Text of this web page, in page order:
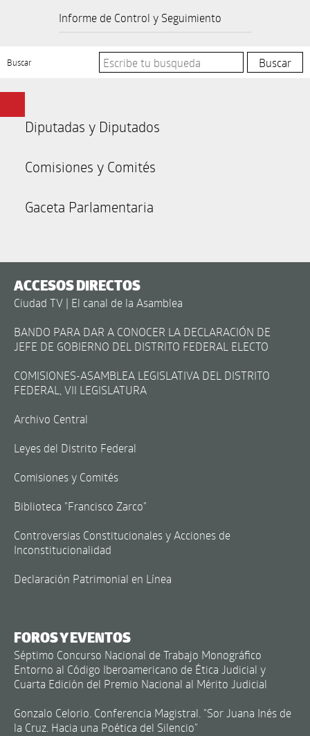
Informe de Control y Seguimiento
Buscar
Diputadas y Diputados
Comisiones y Comités
Gaceta Parlamentaria
ACCESOS DIRECTOS
Ciudad TV | El canal de la Asamblea
BANDO PARA DAR A CONOCER LA DECLARACIÓN DE
JEFE DE GOBIERNO DEL DISTRITO FEDERAL ELECTO
COMISIONES-ASAMBLEA LEGISLATIVA DEL DISTRITO
FEDERAL, VII LEGISLATURA
Archivo Central
Leyes del Distrito Federal
Comisiones y Comités
Biblioteca "Francisco Zarco"
Controversias Constitucionales y Acciones de
Inconstitucionalidad
Declaración Patrimonial en Línea
FOROS Y EVENTOS
Séptimo Concurso Nacional de Trabajo Monográfico
Entorno al Código Iberoamericano de Ética Judicial y
Cuarta Edición del Premio Nacional al Mérito Judicial
Gonzalo Celorio. Conferencia Magistral. "Sor Juana Inés de
la Cruz. Hacia una Poética del Silencio"